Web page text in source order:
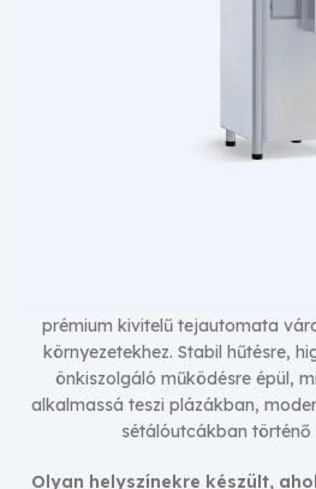
AL01
prémium kivitelű tejautomata
környezetekhez. Stabil hűtésre,
önkiszolgáló működésre épül,
alkalmassá teszi plázákban,
sétálóutcákban történő
Olyan helyszínekre készült,